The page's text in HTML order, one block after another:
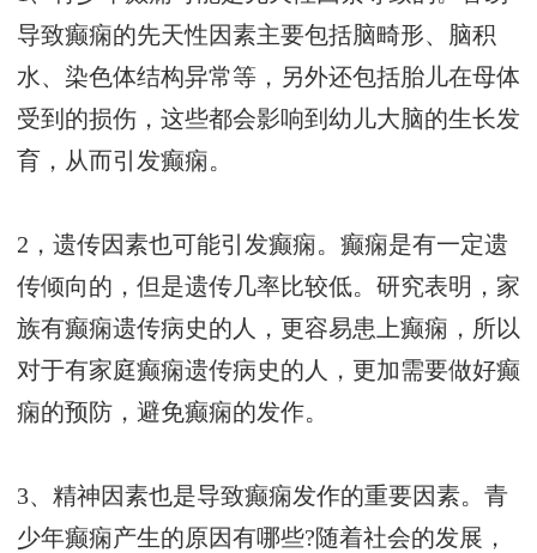
导致癫痫的先天性因素主要包括脑畸形、脑积
水、染色体结构异常等，另外还包括胎儿在母体
受到的损伤，这些都会影响到幼儿大脑的生长发
育，从而引发癫痫。
2，遗传因素也可能引发癫痫。癫痫是有一定遗
传倾向的，但是遗传几率比较低。研究表明，家
族有癫痫遗传病史的人，更容易患上癫痫，所以
对于有家庭癫痫遗传病史的人，更加需要做好癫
痫的预防，避免癫痫的发作。
3、精神因素也是导致癫痫发作的重要因素。青
少年癫痫产生的原因有哪些?随着社会的发展，